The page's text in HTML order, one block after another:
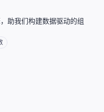
助我们构建数据驱动的组